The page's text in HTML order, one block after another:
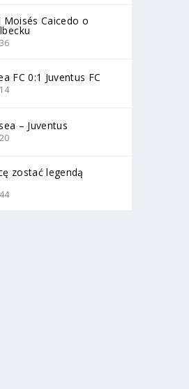
Moisés Caicedo o
FC 0:1 Juventus FC
– Juventus
zostać legendą